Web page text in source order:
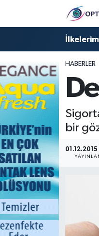
HABERLER
bir
Nöbetçi Eczaneler
Hava Durumu
İstanbul Namaz
Trafik Durumu
Süper Lig Puan
Tüm Manşetler
Son Dakika
Haber Arşivi